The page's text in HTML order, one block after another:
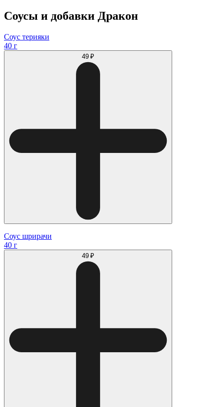
Соусы и добавки Дракон
Соус терияки
40 г
49 ₽
Соус шрирачи
40 г
49 ₽